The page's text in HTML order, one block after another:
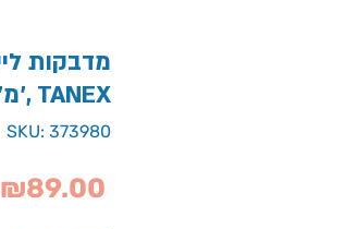
70X105 מ''מ, 200 יח', TANEX
SKU: 373980
₪89.00